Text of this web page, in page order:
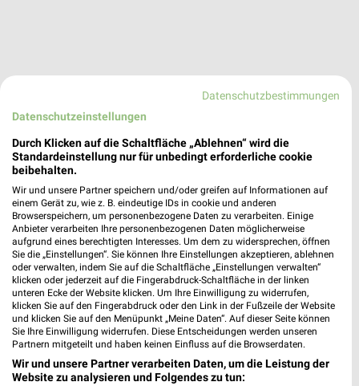
trinkgut Neuburg/Donau
Am Südpark 12
86633 Neuburg/Donau
Heute 08:00 - 20:00 Uhr | Geöffnet
450,82 km • Angebote: 1 Prospekt
trinkgut Pfaffenhofen a.d. Ilm
Joseph-Fraunhofer-Straße 29
85276 Pfaffenhofen a.d. Ilm
Heute 08:00 - 20:00 Uhr | Geöffnet
Datenschutzbestimmungen
Datenschutzeinstellungen
Durch Klicken auf die Schaltfläche „Ablehnen“ wird die
Standardeinstellung nur für unbedingt erforderliche cookie
beibehalten.
Wir und unsere Partner speichern und/oder greifen auf Informationen auf
einem Gerät zu, wie z. B. eindeutige IDs in cookie und anderen
Browserspeichern, um personenbezogene Daten zu verarbeiten. Einige
Anbieter verarbeiten Ihre personenbezogenen Daten möglicherweise
aufgrund eines berechtigten Interesses. Um dem zu widersprechen, öffnen
Sie die „Einstellungen“. Sie können Ihre Einstellungen akzeptieren, ablehnen
oder verwalten, indem Sie auf die Schaltfläche „Einstellungen verwalten“
klicken oder jederzeit auf die Fingerabdruck-Schaltfläche in der linken
unteren Ecke der Website klicken. Um Ihre Einwilligung zu widerrufen,
klicken Sie auf den Fingerabdruck oder den Link in der Fußzeile der Website
und klicken Sie auf den Menüpunkt „Meine Daten“. Auf dieser Seite können
Sie Ihre Einwilligung widerrufen. Diese Entscheidungen werden unseren
Partnern mitgeteilt und haben keinen Einfluss auf die Browserdaten.
Wir und unsere Partner verarbeiten Daten, um die Leistung der
Website zu analysieren und Folgendes zu tun: